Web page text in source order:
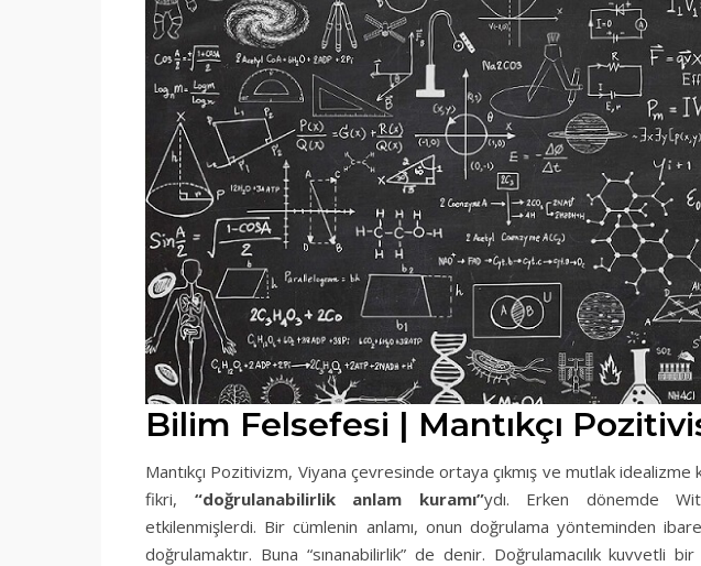
Bilim Felsefesi | Mantıkçı
Mantıkçı Pozitivizm, Viyana çevresinde ortaya çıkmış ve mutlak
fikri, “doğrulanabilirlik anlam kuramı”ydı. Erken dönemde
etkilenmişlerdi. Bir cümlenin anlamı, onun doğrulama yönteminden
doğrulamaktır. Buna “sınanabilirlik” de denir. Doğrulamacılık kuvvetli